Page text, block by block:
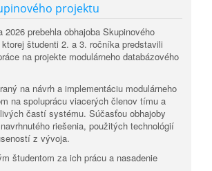
projektu
2026 prebehla obhajoba Skupinového
študenti 2. a 3. ročníka predstavili
na projekte modulárneho databázového
na návrh a implementáciu modulárneho
na spoluprácu viacerých členov tímu a
častí systému. Súčasťou obhajoby
riešenia, použitých technológií
z vývoja.
študentom za ich prácu a nasadenie